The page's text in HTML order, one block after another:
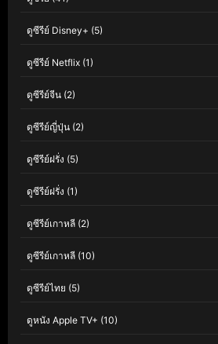
ดูซีรีย์ Disney+ (5)
ดูซีรีย์ Netflix (1)
ดูซีรีย์จีน (2)
ดูซีรีย์ญี่ปุ่น (2)
ดูซีรีย์ฝรั่ง (5)
ดูซีรีย์ฝรั่ง (1)
ดูซีรีย์เกาหลี (2)
ดูซีรีย์เกาหลี (10)
ดูซีรีย์ไทย (5)
ดูหนัง Apple TV+ (10)